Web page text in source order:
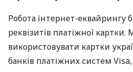
Робота інтернет-еквайрингу
реквізитів платіжної
використовувати картки
банків платіжних систем